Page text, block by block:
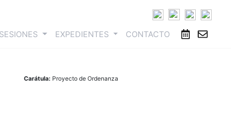
EXPEDIENTES CONTACTO
Carátula: Proyecto de Ordenanza